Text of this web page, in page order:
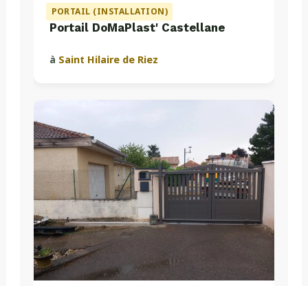
PORTAIL (INSTALLATION)
Portail DoMaPlast' Castellane
à Saint Hilaire de Riez